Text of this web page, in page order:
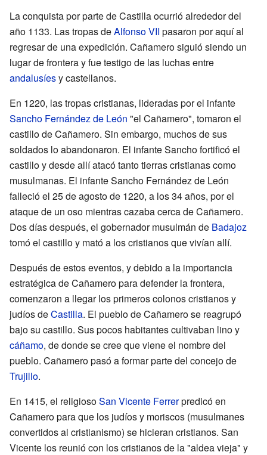
La conquista por parte de Castilla ocurrió alrededor del
año 1133. Las tropas deAlfonso VII pasaron por aquí al
regresar de una expedición. Cañamero siguió siendo un
lugar de frontera y fue testigo de las luchas entre
andalusíesy castellanos.
En 1220, las tropas cristianas, lideradas por el infante
Sancho Fernández de León "el Cañamero", tomaron el
castillo de Cañamero. Sin embargo, muchos de sus
soldados lo abandonaron. El infante Sancho fortificó el
castillo y desde allí atacó tanto tierras cristianas como
musulmanas. El infante Sancho Fernández de León
falleció el 25 de agosto de 1220, a los 34 años, por el
ataque de un oso mientras cazaba cerca de Cañamero.
Dos días después, el gobernador musulmán de Badajoz
tomó el castillo y mató a los cristianos que vivían allí.
Después de estos eventos, y debido a la importancia
estratégica de Cañamero para defender la frontera,
comenzaron a llegar los primeros colonos cristianos y
judíos deCastilla. El pueblo de Cañamero se reagrupó
bajo su castillo. Sus pocos habitantes cultivaban lino y
cáñamo, de donde se cree que viene el nombre del
pueblo. Cañamero pasó a formar parte del concejo de
Trujillo.
En 1415, el religiosoSan Vicente Ferrerpredicó en
Cañamero para que los judíos y moriscos (musulmanes
convertidos al cristianismo) se hicieran cristianos. San
Vicente los reunió con los cristianos de la "aldea vieja" y